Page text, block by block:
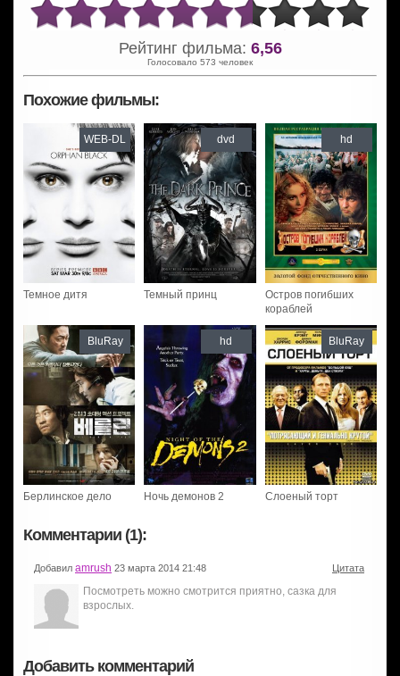
Рейтинг фильма: 6,56
Голосовало 573 человек
Похожие фильмы:
Темное дитя
WEB-DL
Темный принц
dvd
Остров погибших
кораблей
hd
Берлинское дело
BluRay
Ночь демонов 2
hd
Слоеный торт
BluRay
Комментарии (1):
Добавил amrush 23 марта 2014 21:48 Цитата
Посмотреть можно смотрится приятно, сазка для
взрослых.
Добавить комментарий